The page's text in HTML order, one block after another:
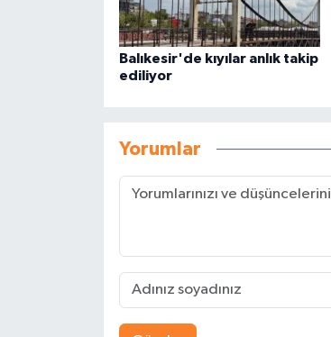
Balıkesir'de kıyılar anlık takip
ediliyor
Yorumlar